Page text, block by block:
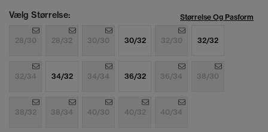
Vælg Størrelse: Størrelse Og Pasform
28/30 28/32 30/30 30/32 32/30 32/32
32/34 34/32 34/34 36/32 36/34 38/30
38/32 38/34 40/30 40/32 40/34